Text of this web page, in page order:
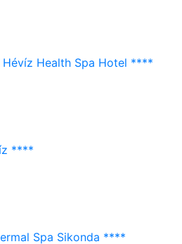
Health Spa Hotel ****
****
Spa Sikonda ****